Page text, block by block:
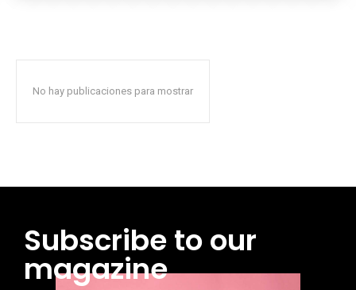
No hay publicaciones para mostrar
Subscribe to our
magazine